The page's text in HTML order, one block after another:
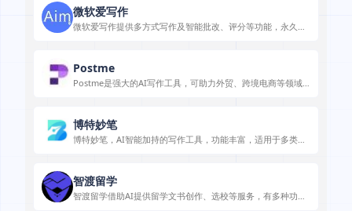
微软爱写作
微软爱写作提供多方式写作及智能批改、评分等功能，永久免
Postme
Postme是强大的AI写作工具，可助力外贸、跨境电商等领域
博特妙笔
博特妙笔，AI智能加持的写作工具，功能丰富，适用于多类人
智渡留学
智渡留学借助AI提供留学文书创作、选校等服务，有多种功能